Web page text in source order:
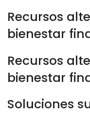
Recursos
bienestar
Recursos
bienestar
Soluciones